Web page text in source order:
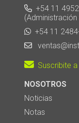
+54 11
+54 11
Suscribite
NOSOTROS
Noticias
Notas